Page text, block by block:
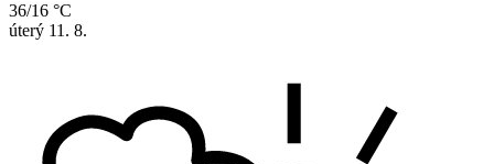
36/16 °C
úterý 11. 8.